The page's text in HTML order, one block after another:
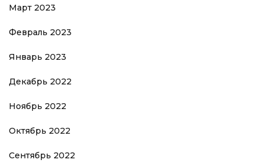
Март 2023
Февраль 2023
Январь 2023
Декабрь 2022
Ноябрь 2022
Октябрь 2022
Сентябрь 2022